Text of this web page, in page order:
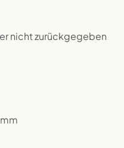
nicht zurückgegeben